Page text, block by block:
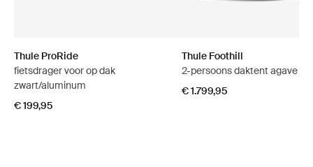
Thule ProRide
fietsdrager voor op dak
zwart/aluminum
€ 199,95
Thule Foothill
2-persoons daktent agave
€ 1.799,95